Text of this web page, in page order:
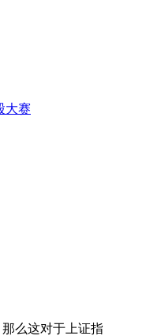
大赛
么这对于上证指